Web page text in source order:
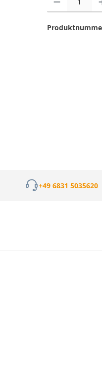
+49 6831 5035620